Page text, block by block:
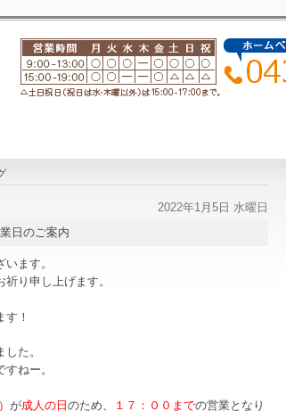
2022年1月5日 水曜日
日のご案内
ます。
り申し上げます。
す！
た。
ねー。
が成人の日のため、 １７：００までの営業となり